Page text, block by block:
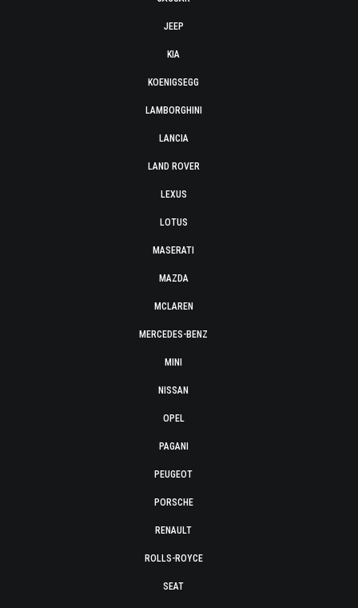
JEEP
KIA
KOENIGSEGG
LAMBORGHINI
LANCIA
LAND ROVER
LEXUS
LOTUS
MASERATI
MAZDA
MCLAREN
MERCEDES-BENZ
MINI
NISSAN
OPEL
PAGANI
PEUGEOT
PORSCHE
RENAULT
ROLLS-ROYCE
SEAT